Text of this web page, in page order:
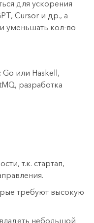
для ускорения
Cursor и др., а
уменьшать кол-во
или Haskell,
разработка
т.к. стартап,
требуют высокую
небольшой